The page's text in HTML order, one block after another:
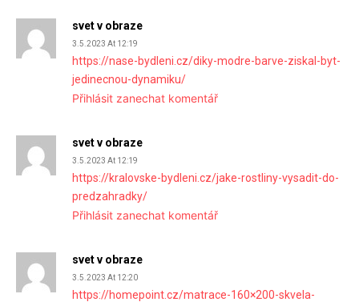
svet v obraze
3.5.2023 At 12:19
https://nase-bydleni.cz/diky-modre-barve-ziskal-byt-
jedinecnou-dynamiku/
Přihlásit zanechat komentář
svet v obraze
3.5.2023 At 12:19
https://kralovske-bydleni.cz/jake-rostliny-vysadit-do-
predzahradky/
Přihlásit zanechat komentář
svet v obraze
3.5.2023 At 12:20
https://homepoint.cz/matrace-160×200-skvela-